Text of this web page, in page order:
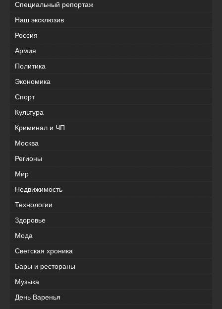
Специальный репортаж
Наш эксклюзив
Россия
Армия
Политика
Экономика
Спорт
Культура
Криминал и ЧП
Москва
Регионы
Мир
Недвижимость
Технологии
Здоровье
Мода
Светская хроника
Бары и рестораны
Музыка
День Варенья